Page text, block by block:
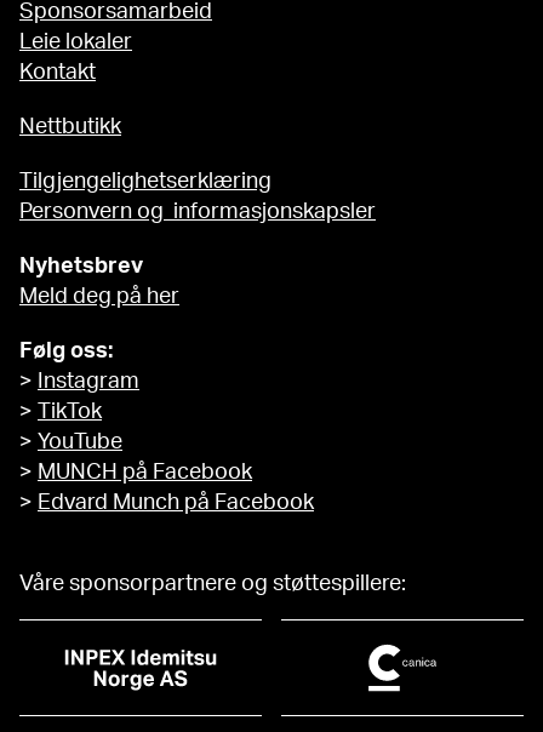
Sponsorsamarbeid
Leie lokaler
Kontakt
Nettbutikk
Tilgjengelighetserklæring
Personvern og informasjonskapsler
Nyhetsbrev
Meld deg på her
Følg oss:
>
Instagram
>
TikTok
> YouTube
> MUNCH på Facebook
> Edvard Munch på Facebook
Våre sponsorpartnere og støttespillere: